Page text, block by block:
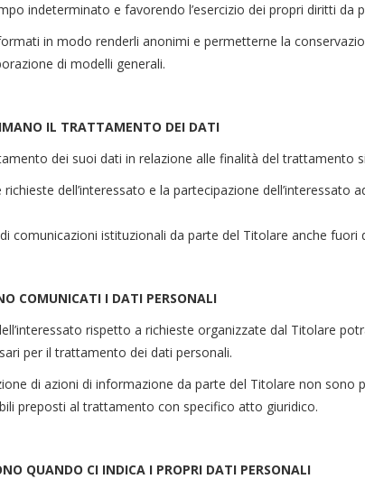
indeterminato e favorendo l’esercizio dei propri diritti da
in modo renderli anonimi e permetterne la
di modelli generali.
IL TRATTAMENTO DEI DATI
dei suoi dati in relazione alle finalità del trattamento
dell’interessato e la partecipazione
comunicazioni istituzionali da parte del Titolare anche
COMUNICATI I DATI PERSONALI
rispetto a richieste organizzate dal Titolare
per il trattamento dei dati personali.
di azioni di informazione da parte del Titolare non
preposti al trattamento con specifico atto giuridico.
QUANDO CI INDICA I PROPRI DATI PERSONALI